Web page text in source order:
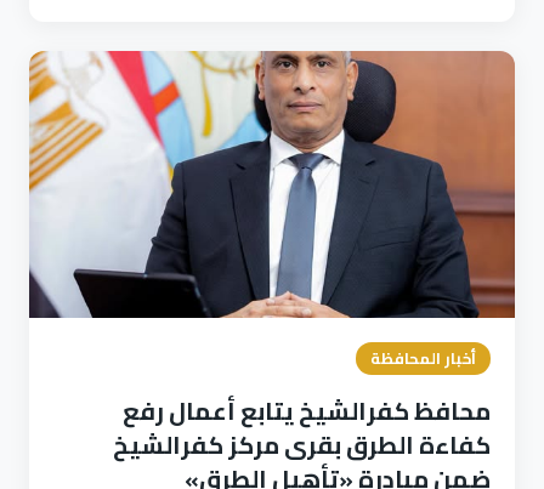
أخبار المحافظة
محافظ كفرالشيخ يتابع أعمال رفع
كفاءة الطرق بقرى مركز كفرالشيخ
ضمن مبادرة «تأهيل الطرق»